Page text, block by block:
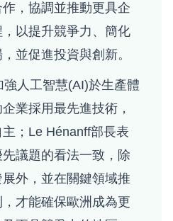
，協調並推動更具企
以提升競爭力、簡化
並促進投資與創新。
人工智慧(AI)於生產體
業採用最先進技術，
；Le Hénanff部長表
議題的看法一致，除
外，並在關鍵領域推
才能確保歐洲成為更